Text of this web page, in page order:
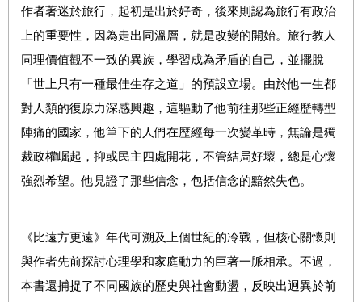
作者著迷於旅行，起初是出於好奇，後來則認為旅行有政治
上的重要性 ，因為走出同溫層，就是改變的開始。 旅行教人
同理價值觀不一致的異族，學習成為矛盾的自己，並擺脫
「世上只有一種最佳生存之道」的預設立場。 由於他一生都
對人類的復原力深感興趣，這驅動了他前往那些正經歷轉型
陣痛的國家，他筆下的人們在歷經每一次變革時，無論是獨
裁政權崛起，抑或民主四處開花，不管結局好壞，總是心懷
強烈希望。他見證了那些信念，包括信念的黯然失色。
《比遠方更遠》年代可溯及上個世紀的冷戰，但核心關懷則
與作者先前探討心理學和家庭動力的巨著一脈相承。不過，
本書還捕捉了不同國族的歷史與社會動盪，反映出迥異於前